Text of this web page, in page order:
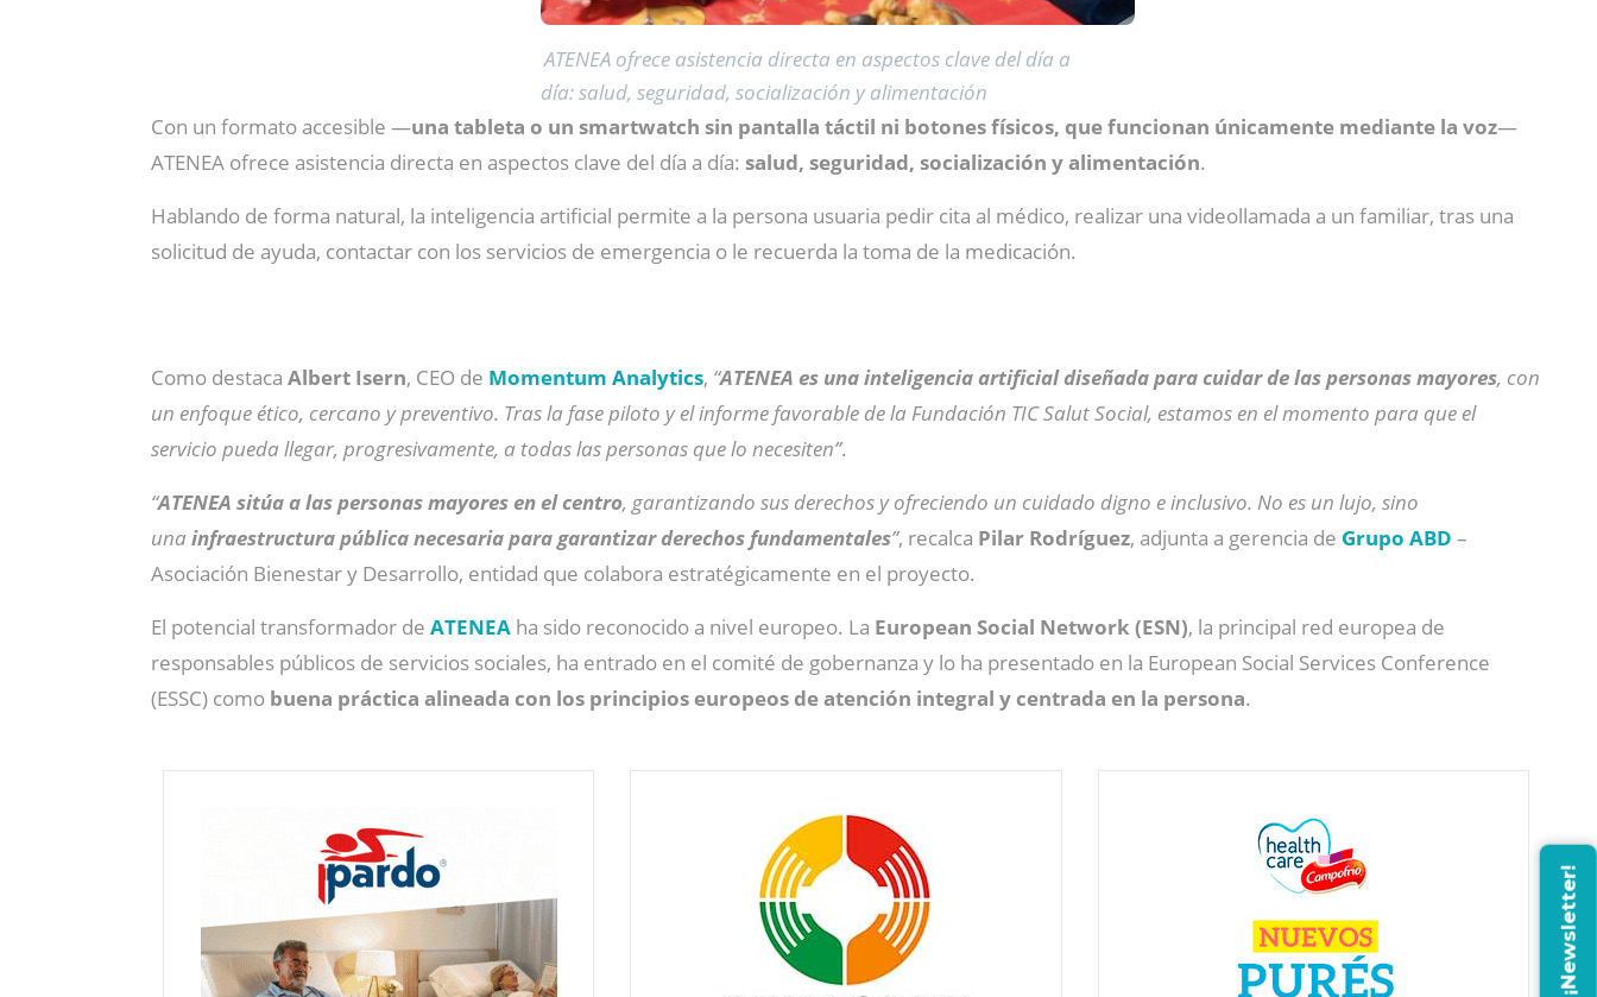
ATENEA ofrece asistencia directa en aspectos clave del día a
día: salud, seguridad, socialización y alimentación
Con un formato accesible —una tableta o un smartwatch sin pantalla táctil ni botones físicos, que funcionan únicamente mediante la voz—
ATENEA ofrece asistencia directa en aspectos clave del día a día: salud, seguridad, socialización y alimentación.
Hablando de forma natural, la inteligencia artificial permite a la persona usuaria pedir cita al médico, realizar una videollamada a un familiar, tras una
solicitud de ayuda, contactar con los servicios de emergencia o le recuerda la toma de la medicación.
Como destaca Albert Isern, CEO de Momentum Analytics, “ATENEA es una inteligencia artificial diseñada para cuidar de las personas mayores, con
un enfoque ético, cercano y preventivo. Tras la fase piloto y el informe favorable de la Fundación TIC Salut Social, estamos en el momento para que el
servicio pueda llegar, progresivamente, a todas las personas que lo necesiten”.
“ATENEA sitúa a las personas mayores en el centro, garantizando sus derechos y ofreciendo un cuidado digno e inclusivo. No es un lujo, sino
una infraestructura pública necesaria para garantizar derechos fundamentales”, recalca Pilar Rodríguez, adjunta a gerencia de Grupo ABD –
Asociación Bienestar y Desarrollo, entidad que colabora estratégicamente en el proyecto.
El potencial transformador de ATENEA ha sido reconocido a nivel europeo. La European Social Network (ESN), la principal red europea de
responsables públicos de servicios sociales, ha entrado en el comité de gobernanza y lo ha presentado en la European Social Services Conference
(ESSC) como buena práctica alineada con los principios europeos de atención integral y centrada en la persona.
¡Newsletter!